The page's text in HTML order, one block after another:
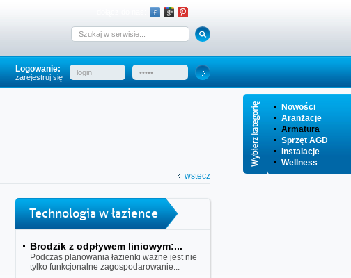
Nowości
Aranżacje
Armatura
Sprzęt AGD
Instalacje
Wellness
Logowanie:
zarejestruj się
wstecz
Technologia w łazience
Brodzik z odpływem liniowym:...
Podczas planowania łazienki ważne jest nie
tylko funkcjonalne zagospodarowanie...